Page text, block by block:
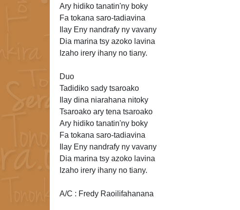
Ary hidiko tanatin'ny boky
Fa tokana saro-tadiavina
Ilay Eny nandrafy ny vavany
Dia marina tsy azoko lavina
Izaho irery ihany no tiany.
Duo
Tadidiko sady tsaroako
Ilay dina niarahana nitoky
Tsaroako ary tena tsaroako
Ary hidiko tanatin'ny boky
Fa tokana saro-tadiavina
Ilay Eny nandrafy ny vavany
Dia marina tsy azoko lavina
Izaho irery ihany no tiany.
A/C : Fredy Raoilifahanana